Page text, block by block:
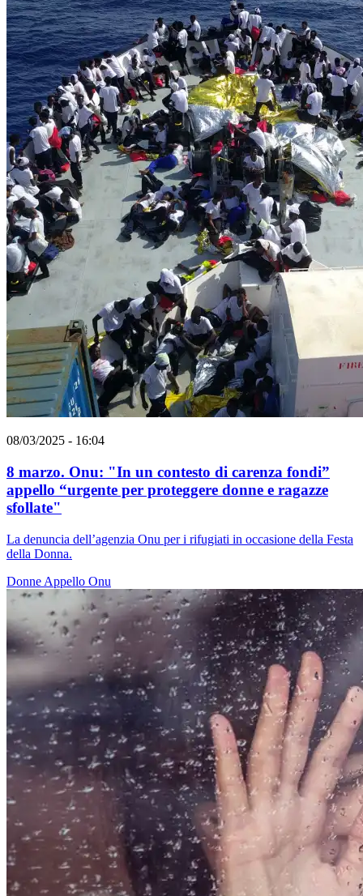
08/03/2025 - 16:04
8 marzo. Onu: "In un contesto di carenza fondi”
appello “urgente per proteggere donne e ragazze
sfollate"
La denuncia dell’agenzia Onu per i rifugiati in occasione della Festa
della Donna.
Donne Appello Onu